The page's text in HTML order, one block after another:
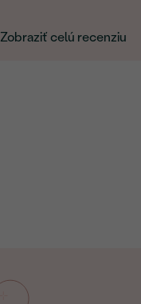
Zobraziť celú recenziu